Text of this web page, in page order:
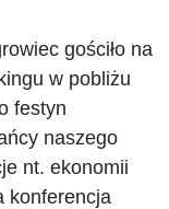
gościło na
w pobliżu
festyn
naszego
nt. ekonomii
konferencja